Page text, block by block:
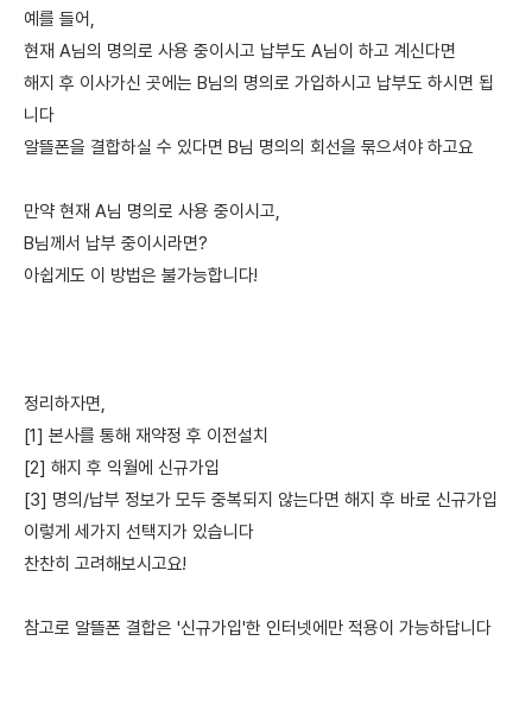
예를 들어,
현재 A님의 명의로 사용 중이시고 납부도 A님이 하고 계신다면
해지 후 이사가신 곳에는 B님의 명의로 가입하시고 납부도 하시면 됩
니다
알뜰폰을 결합하실 수 있다면 B님 명의의 회선을 묶으셔야 하고요
만약 현재 A님 명의로 사용 중이시고,
B님께서 납부 중이시라면?
아쉽게도 이 방법은 불가능합니다!
정리하자면,
[1] 본사를 통해 재약정 후 이전설치
[2] 해지 후 익월에 신규가입
[3] 명의/납부 정보가 모두 중복되지 않는다면 해지 후 바로 신규가입
이렇게 세가지 선택지가 있습니다
찬찬히 고려해보시고요!
참고로 알뜰폰 결합은 '신규가입'한 인터넷에만 적용이 가능하답니다